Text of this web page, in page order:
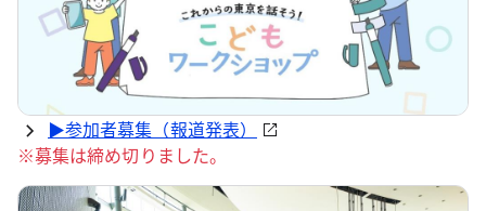
▶参加者募集（報道発表）
※募集は締め切りました。